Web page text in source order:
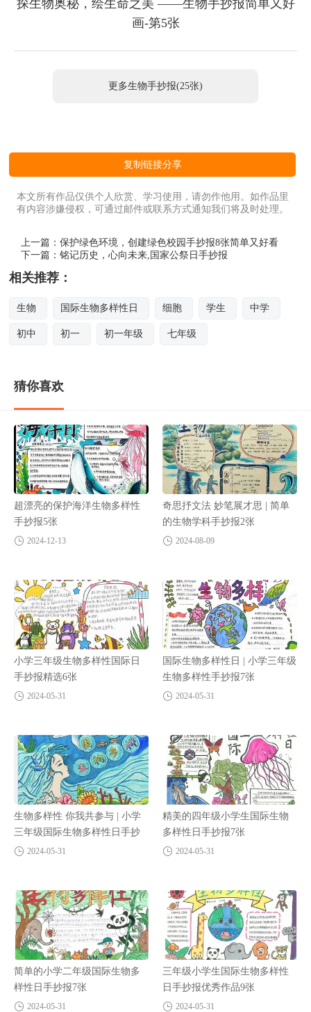
探生物奥秘，绘生命之美 ——生物手抄报简单又好
画-第5张
更多生物手抄报(25张)
复制链接分享
本文所有作品仅供个人欣赏、学习使用，请勿作他用。如作品里
有内容涉嫌侵权，可通过邮件或联系方式通知我们将及时处理。
上一篇：保护绿色环境，创建绿色校园手抄报8张简单又好看
下一篇：铭记历史，心向未来,国家公祭日手抄报
相关推荐：
生物 国际生物多样性日 细胞 学生 中学
初中 初一 初一年级 七年级
猜你喜欢
超漂亮的保护海洋生物多样性
手抄报5张
2024-12-13
奇思抒文法 妙笔展才思 | 简单
的生物学科手抄报2张
2024-08-09
小学三年级生物多样性国际日
手抄报精选6张
2024-05-31
国际生物多样性日 | 小学三年级
生物多样性手抄报7张
2024-05-31
生物多样性 你我共参与 | 小学
三年级国际生物多样性日手抄
报 2024-05-31
精美的四年级小学生国际生物
多样性日手抄报7张
2024-05-31
简单的小学二年级国际生物多
样性日手抄报7张
2024-05-31
三年级小学生国际生物多样性
日手抄报优秀作品9张
2024-05-31